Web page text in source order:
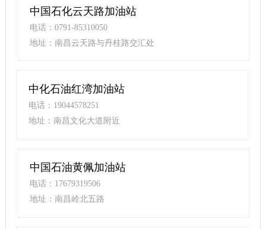
中国石化云天路加油站
电话：0791-85310050
地址：南昌云天路与丹桂路交汇处
中化石油红湾加油站
电话：19044578251
地址：南昌文化大道附近
中国石油黄佩加油站
电话：17679319506
地址：南昌岭北五路